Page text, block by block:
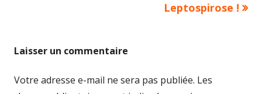
Leptospirose !
Laisser un commentaire
Votre adresse e-mail ne sera pas publiée. Les